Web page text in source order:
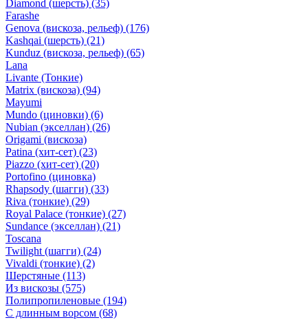
Diamond (шерсть) (35)
Farashe
Genova (вискоза, рельеф) (176)
Kashqai (шерсть) (21)
Kunduz (вискоза, рельеф) (65)
Lana
Livante (Тонкие)
Matrix (вискоза) (94)
Mayumi
Mundo (циновки) (6)
Nubian (экселлан) (26)
Origami (вискоза)
Patina (хит-сет) (23)
Piazzo (хит-сет) (20)
Portofino (циновка)
Rhapsody (шагги) (33)
Riva (тонкие) (29)
Royal Palace (тонкие) (27)
Sundance (экселлан) (21)
Toscana
Twilight (шагги) (24)
Vivaldi (тонкие) (2)
Шерстяные (113)
Из вискозы (575)
Полипропиленовые (194)
С длинным ворсом (68)